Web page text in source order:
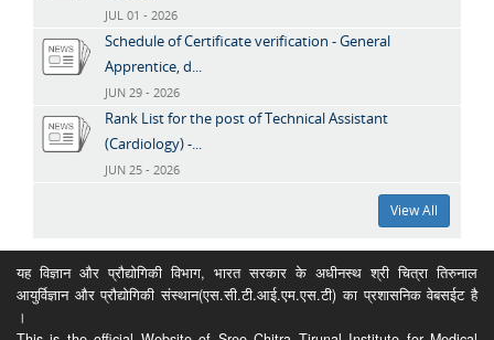
JUL 01 - 2026
Schedule of Certificate verification - General
Apprentice, d...
JUN 29 - 2026
Rank List for the post of Technical Assistant
(Cardiology) -...
JUN 25 - 2026
View All
यह विज्ञान और प्रौद्योगिकी विभाग, भारत सरकार के अधीनस्थ श्री चित्रा तिरुनाल
आयुर्विज्ञान और प्रौद्योगिकी संस्थान(एस.सी.टी.आई.एम.एस.टी) का प्रशासनिक वेबसईट है
।